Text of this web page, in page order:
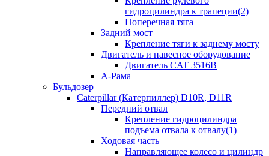
гидроцилиндра к трапеции(2)
Поперечная тяга
Задний мост
Крепление тяги к заднему мосту
Двигатель и навесное оборудование
Двигатель CAT 3516B
А-Рама
Бульдозер
Caterpillar (Катерпиллер) D10R, D11R
Передний отвал
Крепление гидроцилиндра
подъема отвала к отвалу(1)
Ходовая часть
Направляющее колесо и цилиндр